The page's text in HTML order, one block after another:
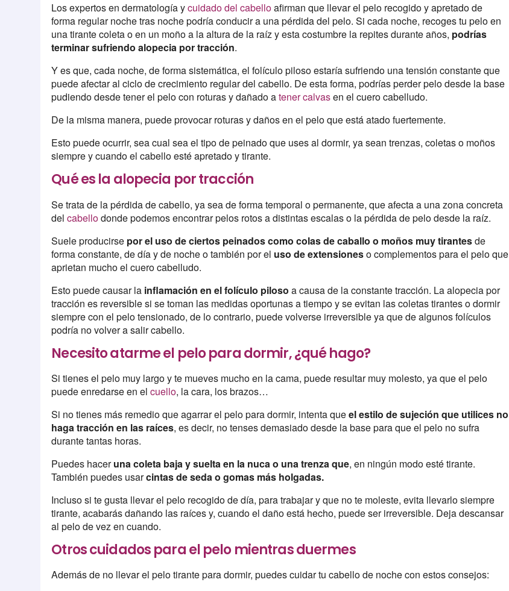
Los expertos en dermatología ycuidado del cabelloafirman que llevar el pelo recogido y apretado de
forma regular noche tras noche podría conducir a una pérdida del pelo. Si cada noche, recoges tu pelo en
una tirante coleta o en un moño a la altura de la raíz y esta costumbre la repites durante años, podrías
terminar sufriendo alopecia por tracción.
Y es que, cada noche, de forma sistemática, el folículo piloso estaría sufriendo una tensión constante que
puede afectar al ciclo de crecimiento regular del cabello. De esta forma, podrías perder pelo desde la base
pudiendo desde tener el pelo con roturas y dañado atener calvasen el cuero cabelludo.
De la misma manera, puede provocar roturas y daños en el pelo que está atado fuertemente.
Esto puede ocurrir, sea cual sea el tipo de peinado que uses al dormir, ya sean trenzas, coletas o moños
siempre y cuando el cabello esté apretado y tirante.
Qué es la alopecia por tracción
Se trata de la pérdida de cabello, ya sea de forma temporal o permanente, que afecta a una zona concreta
delcabellodonde podemos encontrar pelos rotos a distintas escalas o la pérdida de pelo desde la raíz.
Suele producirse por el uso de ciertos peinados como colas de caballo o moños muy tirantesde
forma constante, de día y de noche o también por el uso de extensioneso complementos para el pelo que
aprietan mucho el cuero cabelludo.
Esto puede causar la inflamación en el folículo piloso a causa de la constante tracción. La alopecia por
tracción es reversible si se toman las medidas oportunas a tiempo y se evitan las coletas tirantes o dormir
siempre con el pelo tensionado, de lo contrario, puede volverse irreversible ya que de algunos folículos
podría no volver a salir cabello.
Necesito atarme el pelo para dormir, ¿qué hago?
Si tienes el pelo muy largo y te mueves mucho en la cama, puede resultar muy molesto, ya que el pelo
puede enredarse en elcuello, la cara, los brazos…
Si no tienes más remedio que agarrar el pelo para dormir, intenta queel estilo de sujeción que utilices no
haga tracción en las raíces, es decir, no tenses demasiado desde la base para que el pelo no sufra
durante tantas horas.
Puedes haceruna coleta baja y suelta en la nuca o una trenza que, en ningún modo esté tirante.
También puedes usarcintas de seda o gomas más holgadas.
Incluso si te gusta llevar el pelo recogido de día, para trabajar y que no te moleste, evita llevarlo siempre
tirante, acabarás dañando las raíces y, cuando el daño está hecho, puede ser irreversible. Deja descansar
al pelo de vez en cuando.
Otros cuidados para el pelo mientras duermes
Además de no llevar el pelo tirante para dormir, puedes cuidar tu cabello de noche con estos consejos: